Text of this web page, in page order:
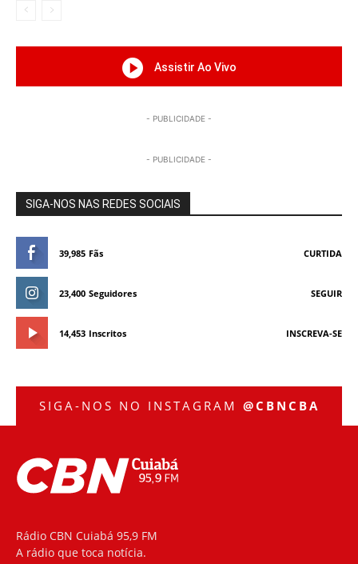
Assistir Ao Vivo
- PUBLICIDADE -
- PUBLICIDADE -
SIGA-NOS NAS REDES SOCIAIS
39,985 Fãs CURTIDA
23,400 Seguidores SEGUIR
14,453 Inscritos INSCREVA-SE
SIGA-NOS NO INSTAGRAM @CBNCBA
Rádio CBN Cuiabá 95,9 FM
A rádio que toca notícia.